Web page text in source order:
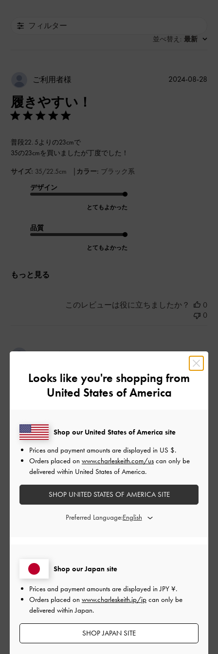
フィルター
並べ替え : 最新
ご利用者様
履きやすい！
普段22. 5よりの23cmで
35の23cmを買いましたが丁度でした！
サイズ: 35/22.5cm | カラー: ブラック系
デザイン
とてもよかった
品質
とてもよかった
もっと見る
公
2024-08-28
このレビューは役に立ちましたか？
0
0
2足目購入！
色違い購入しました！
周りにも褒められるし買って正解！
サイズ: 37/23.5cm
ブラック系
デザイン
よかった
もっと見る
公
2024-08-06
このレビューは役に立ちましたか？
ご利用者様 2024-07-19
Looks like you're shopping from
United States of America
Shop our Japan site
Prices and payment amounts are displayed inJPY ¥.
Orders placed on www.charleskeith.jp/jp can only be
delivered within Japan.
SHOP JAPAN SITE
Shop our United States of America site
Prices and payment amounts are displayed in US $.
Orders placed on www.charleskeith.com/us can only be
delivered within United States of America.
SHOP UNITED STATES OF AMERICA SITE
Preferred Language: